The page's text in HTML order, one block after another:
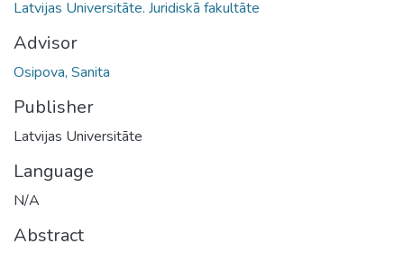
Latvijas Universitāte. Juridiskā fakultāte
Advisor
Osipova, Sanita
Publisher
Latvijas Universitāte
Language
N/A
Abstract